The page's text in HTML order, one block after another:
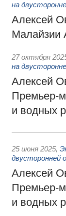
на
Алексей
Малайзии
27 октября
на
Алексей
Премьер-
и водных
25 июня 2025,
двусторонней
Алексей
Премьер-
и водных